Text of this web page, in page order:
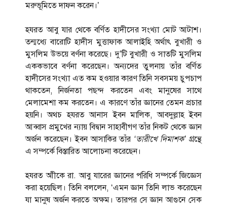
মরুভূমিতে দাফন করেন।’
হযরত আবু যার থেকে বর্ণিত হাদীসের সংখ্যা মোট আটাশ।
তন্মধ্যে বারোটি হাদীস মুত্তাফাক আলাইহি অর্থাৎ বুখারী ও
মুসলিম উভয়ে বর্ণনা করেছে। দু’টি বুখারী ও সাতটি মুসলিম
এককভাবে বর্ণনা করেছেন। অন্যদের তুলনায় তাঁর বর্ণিত
হাদীসের সংখ্যা এত কম হওয়ার কারণ তিনি সবসময় চুপচাপ
থাকতেন, নির্জনতা পছন্দ করতেন এবং মানুষের সাথে
মেলামেশা কম করতেন। এ কারণে তাঁর জ্ঞানের তেমন প্রচার
হয়নি। অথচ হযরত আনাস ইবন মালিক, আবদুল্লাহ ইবন
আব্বাস প্রমুখের ন্যায় বিদ্বান সাহাবীগণ তাঁর নিকট থেকে জ্ঞান
অর্জন করেছেন। ইবন আসাকির তাঁর ‘তারীখে দিমাশক’ গ্রন্থে
এ সম্পর্কে বিস্তারিত আলোচনা করেছেন।
হযরত আীকে রা. আবু যারের জ্ঞানের পরিধি সম্পর্কে ‍জিজ্ঞেস
করা হয়েছিল। তিনি বললেন, ‘এমন জ্ঞান তিনি লাভ করেছেন
যা মানুষ অর্জন করতে অক্ষম। তারপর সে জ্ঞান আগুনে সেক